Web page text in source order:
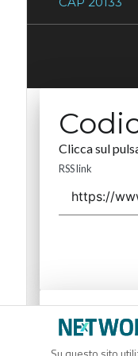
Clicca sul
RSS link
Clicca sul